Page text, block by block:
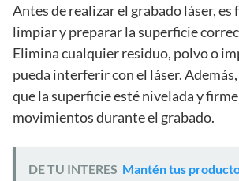
Antes de realizar el grabado láser, es
limpiar y preparar la superficie
Elimina cualquier residuo, polvo o
pueda interferir con el láser.
que la superficie esté nivelada y
movimientos durante el grabado.
DE TU INTERES Mantén tus